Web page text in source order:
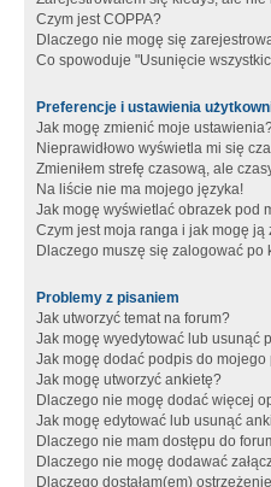
Czym jest COPPA?
Dlaczego nie mogę się
Co spowoduje "Usunięcie
Preferencje i ustawienia
Jak mogę zmienić moje
Nieprawidłowo wyświetla mi się
Zmieniłem strefę czasową, ale
Na liście nie ma mojego języka!
Jak mogę wyświetlać obrazek pod
Czym jest moja ranga i jak mogę ją
Dlaczego muszę się zalogować
Problemy z pisaniem
Jak utworzyć temat na forum?
Jak mogę wyedytować lub usunąć
Jak mogę dodać podpis do mojego
Jak mogę utworzyć ankietę?
Dlaczego nie mogę dodać więcej
Jak mogę edytować lub usunąć
Dlaczego nie mam dostępu do
Dlaczego nie mogę dodawać
Dlaczego dostałam(em)